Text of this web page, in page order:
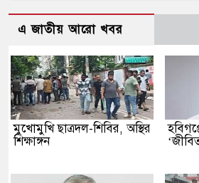
এ জাতীয় আরো খবর
মুখোমুখি ছাত্রদল-শিবির, অস্থির
শিক্ষাঙ্গন